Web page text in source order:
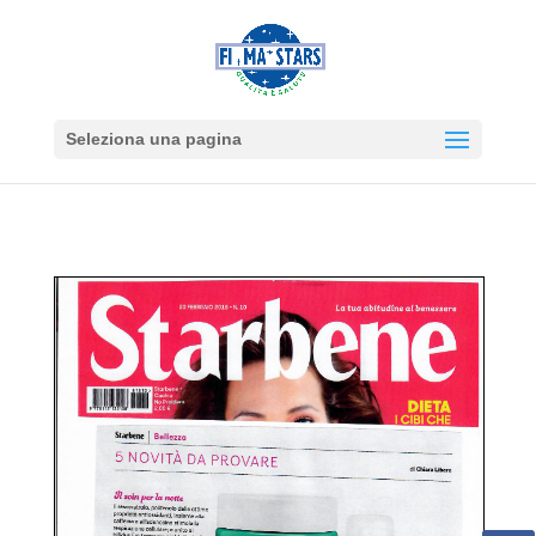
Seleziona una pagina